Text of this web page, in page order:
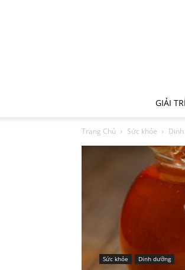
GIẢI
Trang Chủ Sức khỏe
Sức khỏe Dinh dưỡng